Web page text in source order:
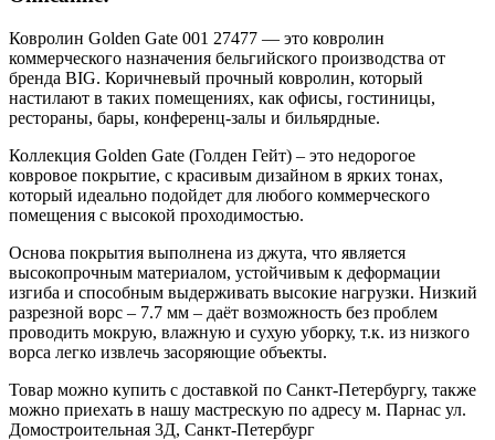
Ковролин Golden Gate 001 27477 — это ковролин
коммерческого назначения бельгийского производства от
бренда BIG. Коричневый прочный ковролин, который
настилают в таких помещениях, как офисы, гостиницы,
рестораны, бары, конференц-залы и бильярдные.
Коллекция Golden Gate (Голден Гейт) – это недорогое
ковровое покрытие, c красивым дизайном в ярких тонах,
который идеально подойдет для любого коммерческого
помещения с высокой проходимостью.
Основа покрытия выполнена из джута, что является
высокопрочным материалом, устойчивым к деформации
изгиба и способным выдерживать высокие нагрузки. Низкий
разрезной ворс – 7.7 мм – даёт возможность без проблем
проводить мокрую, влажную и сухую уборку, т.к. из низкого
ворса легко извлечь засоряющие объекты.
Товар можно купить с доставкой по Санкт-Петербургу, также
можно приехать в нашу мастрескую по адресу м. Парнас ул.
Домостроительная 3Д, Санкт-Петербург